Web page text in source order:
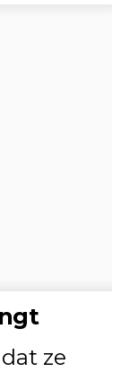
ze